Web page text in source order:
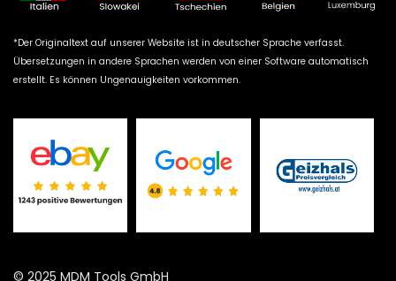
*Der Originaltext auf unserer Website ist in deutscher Sprache verfasst.
Übersetzungen in andere Sprachen werden von einer Software automatisch
erstellt. Es können Ungenauigkeiten vorkommen.
© 2025 MDM Tools GmbH